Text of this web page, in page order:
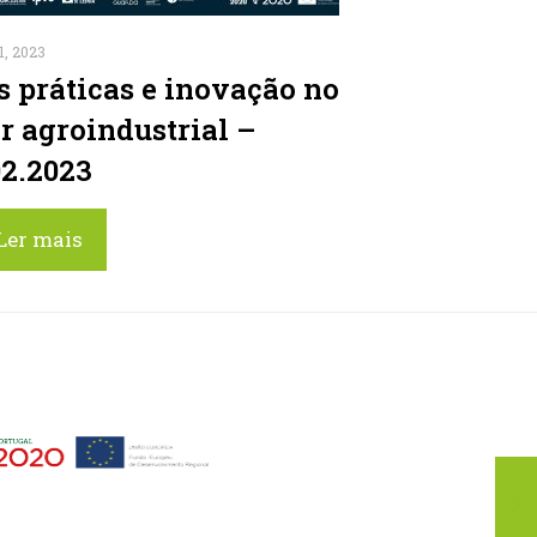
2023
práticas e inovação no
agroindustrial –
mais